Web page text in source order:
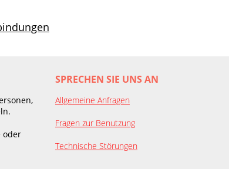
oder
SPRECHEN SIE UNS AN
Allgemeine Anfragen
Fragen zur Benutzung
Technische Störungen